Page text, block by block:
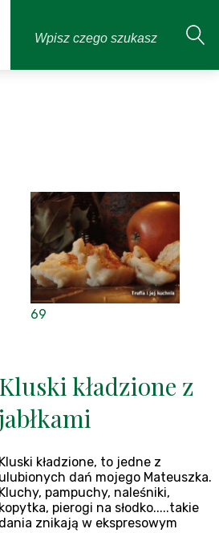
69
Kluski kładzione z
Kluski kładzione, to jedne z
ulubionych dań mojego Mateuszka.
Kluchy, pampuchy, naleśniki,
kopytka, pierogi na słodko.....takie
dania znikają w ekspresowym